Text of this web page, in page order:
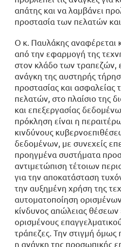
απάτης και να λαμβάνει
προστασία των πελατών
Ο κ. Παυλάκης αναφέρεται
από την εφαρμογή της
στον κλάδο των τραπεζών,
ανάγκη της αυστηρής
προστασίας και
πελατών, στο πλαίσιο της
και επεξεργασίας
πρόκληση είναι η
κινδύνους
δεδομένων, με συνεχείς
προηγμένα συστήματα
αντιμετώπιση τέτοιων
για την αποκατάσταση
την αυξημένη χρήση της
αυτοματοποίηση
κίνδυνος απώλειας θέσεων
ορισμένους
τράπεζες. Την στιγμή όμως
η ανάγκη της προσωπικής